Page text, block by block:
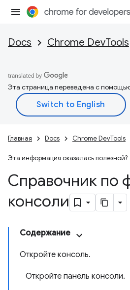
Docs Chrome DevTools
Эта страница переведена с
Главная Docs Chrome DevTools
Эта информация оказалась полезной?
Справочник по
консоли
Содержание
Откройте консоль.
Откройте панель консоли.